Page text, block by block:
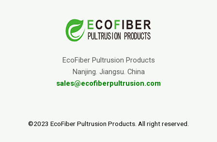
EcoFiber Pultrusion Products
Nanjing. Jiangsu. China
sales@ecofiberpultrusion.com
©2023 EcoFiber Pultrusion Products. All right reserved.